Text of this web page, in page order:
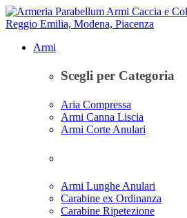
Armi
Scegli per Categoria
Aria Compressa
Armi Canna Liscia
Armi Corte Anulari
Armi Lunghe Anulari
Carabine ex Ordinanza
Carabine Ripetezione